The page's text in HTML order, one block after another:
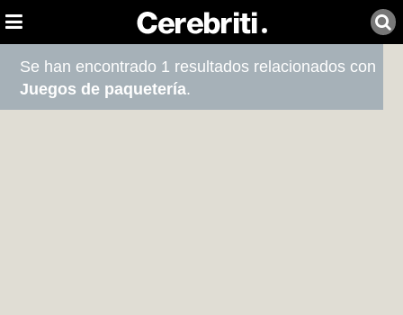
Se han encontrado 1 resultados relacionados con
Juegos de paquetería.